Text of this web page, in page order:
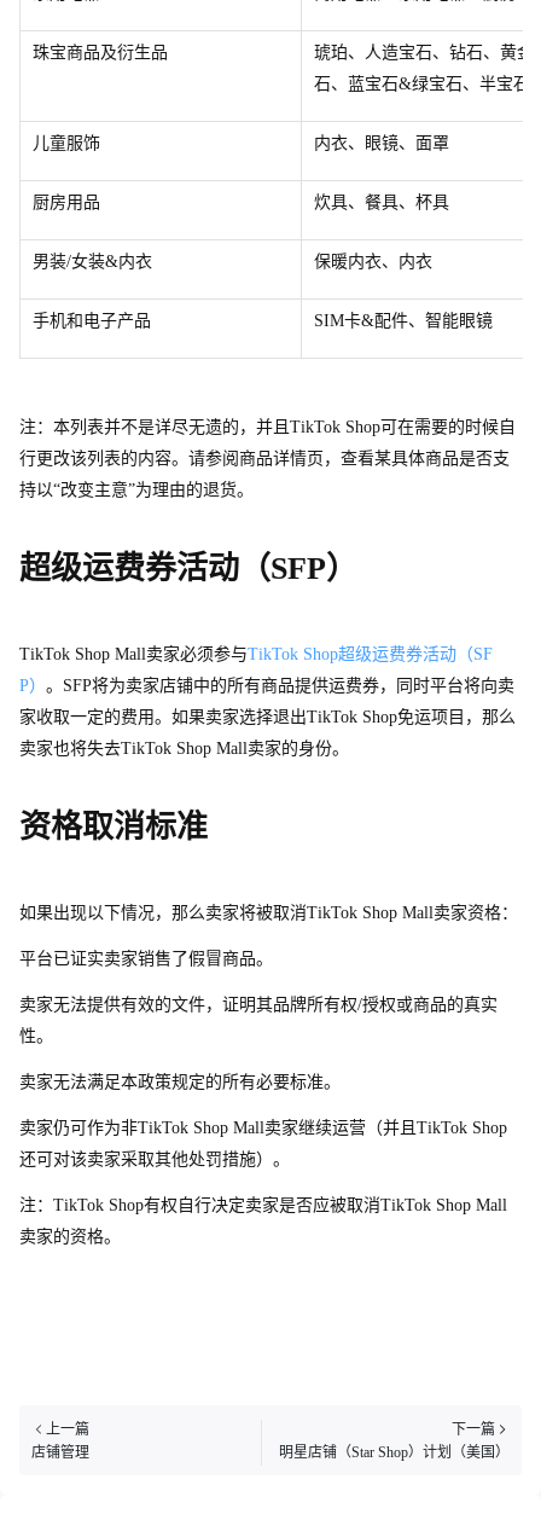
珠宝商品及衍生品
琥珀、人造宝石、钻石、黄
石、蓝宝石&绿宝石、半宝石
儿童服饰 内衣、眼镜、面罩
厨房用品 炊具、餐具、杯具
男装/女装&内衣 保暖内衣、内衣
手机和电子产品 SIM卡&配件、智能眼镜
注：本列表并不是详尽无遗的，并 且 TikTok Shop可在需要的时候自
行更改该列表的内容。请参阅商品详情页，查看某具体商品是否支
持以“改变主意”为理由的退货。
超级运费券活动（SFP）
TikTok Shop Mall卖家必须参与TikTok Shop超级运费券活动（SF
P） 。SFP将为卖家店铺中的所有商品提供运费券，同时平台将向卖
家收取一定的费用。如果卖家选择退出TikTok Shop免运项目，那么
卖家也将失去TikTok Shop Mall卖家的身份。
资格取消标准
如果出现以下情况，那么卖家将被取消TikTok Shop Mall卖家资格：
平台已证实卖家销售了假冒商品。
卖家无法提供有效的文件，证明其品牌所有权/授权或商品的真实
性。
卖家无法满足本政策规定的所有必要标准。
卖家仍可作为非TikTok Shop Mall卖家继续运营（并 且 TikTok Shop
还可对该卖家采取其他处罚措施）。
注：TikTok Shop有权自行决定卖家是否应被取消TikTok Shop Mall
卖家的资格。
上一篇
店铺管理
下一篇
明星店铺（Star Shop）计划（美国）